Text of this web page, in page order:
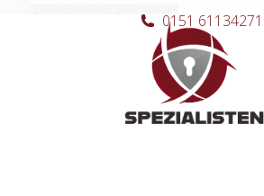
Hauptnavigation
0151 61134271